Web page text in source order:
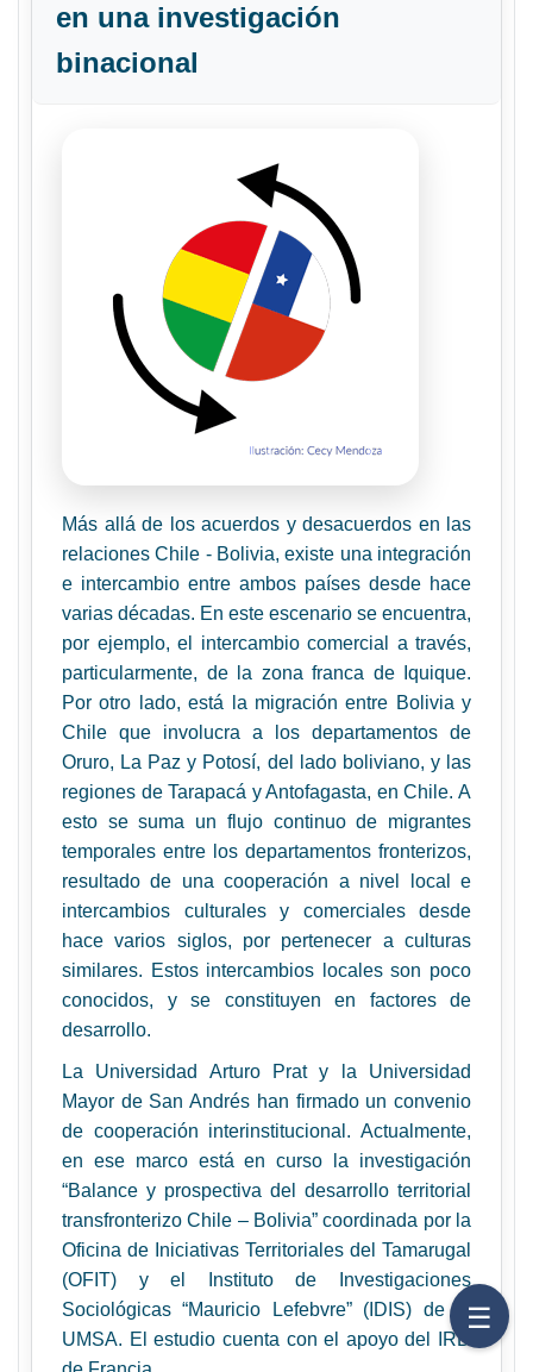
en una investigación
binacional
Más allá de los acuerdos y desacuerdos en las
relaciones Chile - Bolivia, existe una integración
e intercambio entre ambos países desde hace
varias décadas. En este escenario se encuentra,
por ejemplo, el intercambio comercial a través,
particularmente, de la zona franca de Iquique.
Por otro lado, está la migración entre Bolivia y
Chile que involucra a los departamentos de
Oruro, La Paz y Potosí, del lado boliviano, y las
regiones de Tarapacá y Antofagasta, en Chile. A
esto se suma un flujo continuo de migrantes
temporales entre los departamentos fronterizos,
resultado de una cooperación a nivel local e
intercambios culturales y comerciales desde
hace varios siglos, por pertenecer a culturas
similares. Estos intercambios locales son poco
conocidos, y se constituyen en factores de
desarrollo.
La Universidad Arturo Prat y la Universidad
Mayor de San Andrés han firmado un convenio
de cooperación interinstitucional. Actualmente,
en ese marco está en curso la investigación
“Balance y prospectiva del desarrollo territorial
transfronterizo Chile – Bolivia” coordinada por la
Oficina de Iniciativas Territoriales del Tamarugal
(OFIT) y el Instituto de Investigaciones
Sociológicas “Mauricio Lefebvre” (IDIS) de la
UMSA. El estudio cuenta con el apoyo del IRD
☰